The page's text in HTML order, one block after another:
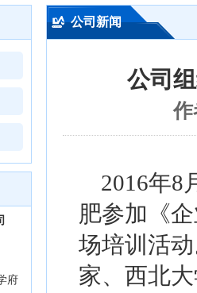
府
公司新闻
公司
2016年8
肥参加《
场培训活
家、西北